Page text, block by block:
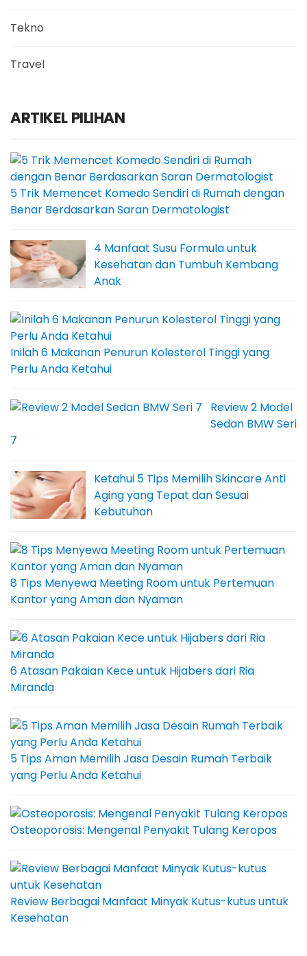
Tekno
Travel
ARTIKEL PILIHAN
5 Trik Memencet Komedo Sendiri di Rumah dengan
Benar Berdasarkan Saran Dermatologist
4 Manfaat Susu Formula untuk
Kesehatan dan Tumbuh Kembang
Anak
Inilah 6 Makanan Penurun Kolesterol Tinggi yang
Perlu Anda Ketahui
Review 2 Model
Sedan BMW Seri
7
Ketahui 5 Tips Memilih Skincare Anti
Aging yang Tepat dan Sesuai
Kebutuhan
8 Tips Menyewa Meeting Room untuk Pertemuan
Kantor yang Aman dan Nyaman
6 Atasan Pakaian Kece untuk Hijabers dari Ria
Miranda
5 Tips Aman Memilih Jasa Desain Rumah Terbaik
yang Perlu Anda Ketahui
Osteoporosis: Mengenal Penyakit Tulang Keropos
Review Berbagai Manfaat Minyak Kutus-kutus untuk
Kesehatan